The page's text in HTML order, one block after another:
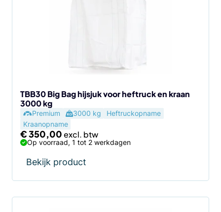
TBB30 Big Bag hijsjuk voor heftruck en kraan
3000 kg
Premium 3000 kg
Heftruckopname
Kraanopname
€350,00
Op voorraad, 1 tot 2 werkdagen
Bekijk product